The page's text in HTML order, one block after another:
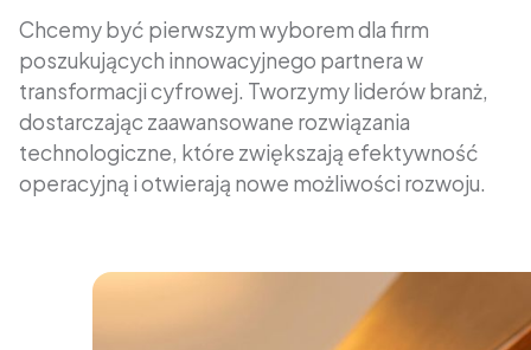
Chcemy być pierwszym wyborem dla firm
poszukujących innowacyjnego partnera w
transformacji cyfrowej. Tworzymy liderów branż,
dostarczając zaawansowane rozwiązania
technologiczne, które zwiększają efektywność
operacyjną i otwierają nowe możliwości rozwoju.